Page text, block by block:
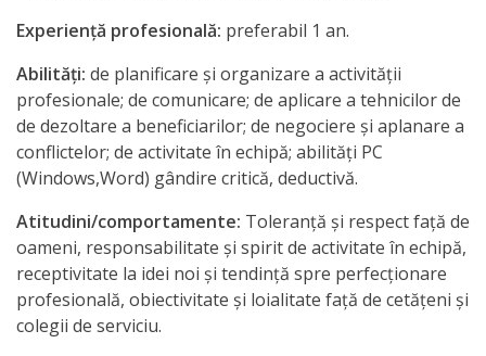
Experienţă profesională: preferabil 1 an.
Abilităţi: de planificare şi organizare a activităţii
profesionale; de comunicare; de aplicare a tehnicilor de
de dezoltare a beneficiarilor; de negociere şi aplanare a
conflictelor; de activitate în echipă; abilităţi PC
(Windows,Word) gândire critică, deductivă.
Atitudini/comportamente: Toleranţă şi respect faţă de
oameni, responsabilitate şi spirit de activitate în echipă,
receptivitate la idei noi şi tendinţă spre perfecţionare
profesională, obiectivitate şi loialitate faţă de cetăţeni şi
colegii de serviciu.